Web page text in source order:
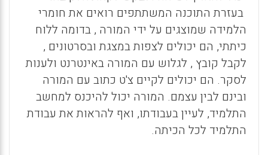
בעזרת התוכנה המשתתפים רואים את חומרי
הלמידה שמוצגים על ידי המורה , בדומה ללוח
כיתתי, הם יכולים לצפות במצגת ובסרטונים ,
לקבל קובץ , לגלוש עם המורה באינטרנט ולענות
לסקר. הם יכולים לקיים צ'ט כתוב עם המורה
ובינם לבין עצמם. המורה יכול להיכנס למחשב
התלמיד, לעיין בעבודתו, ואף להראות את עבודת
התלמיד לכל הכיתה.